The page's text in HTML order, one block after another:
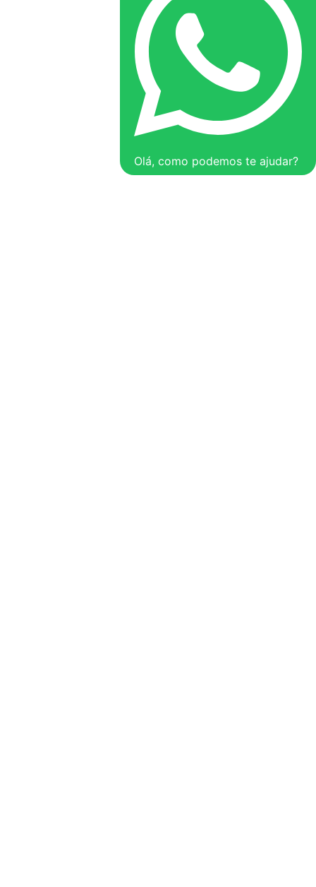
Olá, como podemos te ajudar?